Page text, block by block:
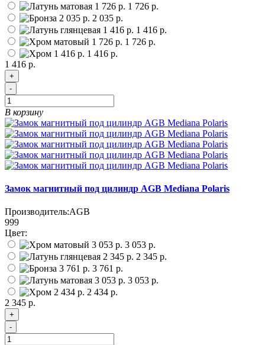
1 726 р.
2 035 р.
1 416 р.
1 726 р.
1 416 р.
1 416 р.
+
-
В корзину
Замок магнитный под цилиндр AGB Mediana Polaris
Производитель:AGB
999
Цвет:
3 053 р.
2 345 р.
3 761 р.
3 053 р.
2 434 р.
2 345 р.
+
-